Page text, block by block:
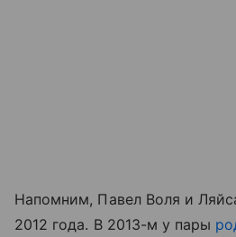
Напомним, Павел Воля и
2012 года. В 2013-м у пары